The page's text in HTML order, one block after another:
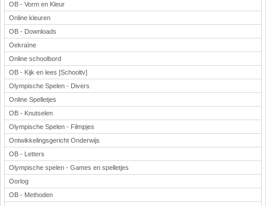
OB - Vorm en Kleur
Online kleuren
OB - Downloads
Oekraïne
Online schoolbord
OB - Kijk en lees [Schooltv]
Olympische Spelen - Divers
Online Spelletjes
OB - Knutselen
Olympische Spelen - Filmpjes
Ontwikkelingsgericht Onderwijs
OB - Letters
Olympische spelen - Games en spelletjes
Oorlog
OB - Methoden